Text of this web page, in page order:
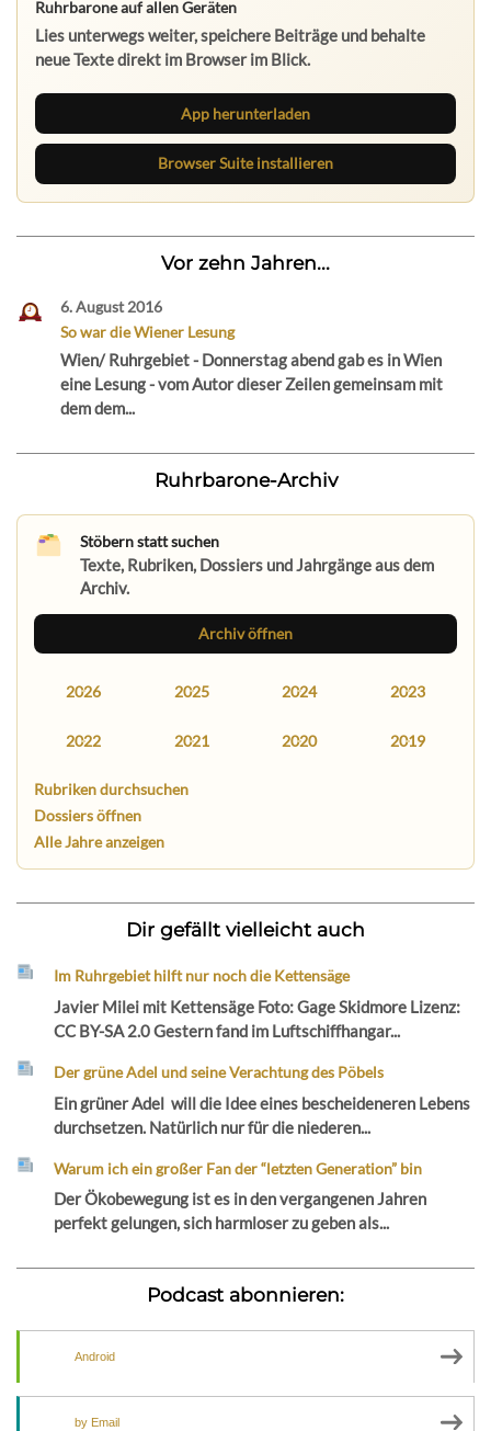
App herunterladen
Browser Suite installieren
Vor zehn Jahren...
6. August 2016
So war die Wiener Lesung
Wien/ Ruhrgebiet - Donnerstag abend gab es in Wien
eine Lesung - vom Autor dieser Zeilen gemeinsam mit
dem dem...
Ruhrbarone-Archiv
Stöbern statt suchen
Texte, Rubriken, Dossiers und Jahrgänge aus dem
Archiv.
Archiv öffnen
2026 2025 2024 2023
2022 2021 2020 2019
Rubriken durchsuchen
Dossiers öffnen
Alle Jahre anzeigen
Dir gefällt vielleicht auch
Im Ruhrgebiet hilft nur noch die Kettensäge
Javier Milei mit Kettensäge Foto: Gage Skidmore Lizenz:
CC BY-SA 2.0 Gestern fand im Luftschiffhangar...
Der grüne Adel und seine Verachtung des Pöbels
Ein grüner Adel will die Idee eines bescheideneren Lebens
durchsetzen. Natürlich nur für die niederen...
Warum ich ein großer Fan der “letzten Generation” bin
Der Ökobewegung ist es in den vergangenen Jahren
perfekt gelungen, sich harmloser zu geben als...
Podcast abonnieren:
Android
by Email